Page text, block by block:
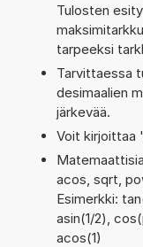
Tulosten
tarpeeksi
Tarvittaessa
desimaalien
järkevää.
Voit kirjoittaa
acos, sqrt,
Esimerkki:
asin(1/2),
acos(1)